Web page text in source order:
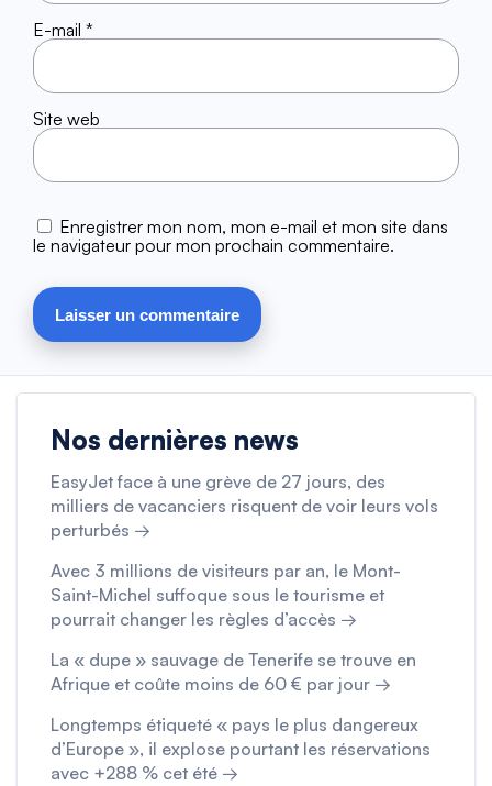
E-mail *
Site web
Enregistrer mon nom, mon e-mail et mon site dans
le navigateur pour mon prochain commentaire.
Nos dernières news
EasyJet face à une grève de 27 jours, des
milliers de vacanciers risquent de voir leurs vols
perturbés →
Avec 3 millions de visiteurs par an, le Mont-
Saint-Michel suffoque sous le tourisme et
pourrait changer les règles d’accès →
La « dupe » sauvage de Tenerife se trouve en
Afrique et coûte moins de 60 € par jour →
Longtemps étiqueté « pays le plus dangereux
d’Europe », il explose pourtant les réservations
avec +288 % cet été →